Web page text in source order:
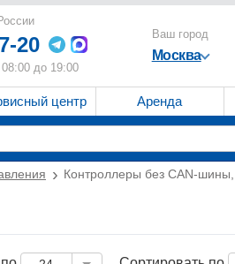
20
до 19:00
Ваш город
Москва
центр Аренда
Контроллеры без CAN-